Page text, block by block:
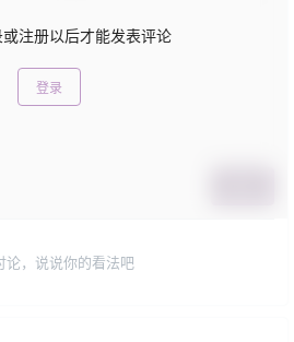
注册以后才能发表评论
登录
论，说说你的看法吧